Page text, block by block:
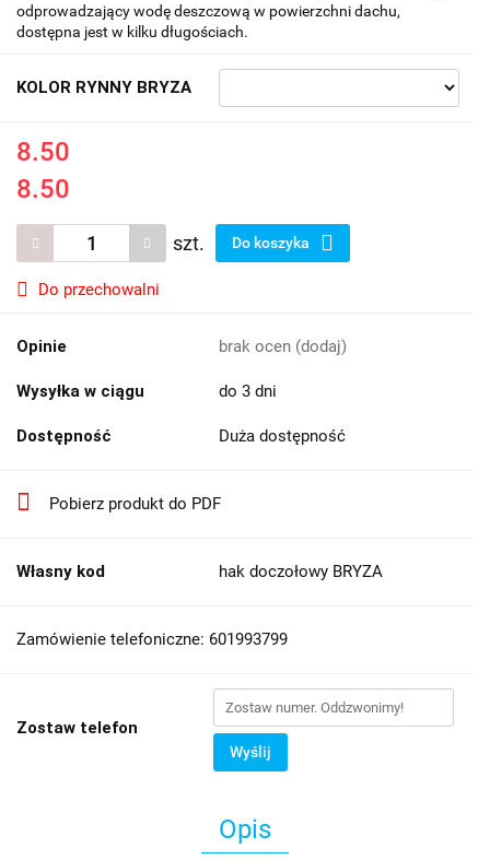
odprowadzający wodę deszczową w powierzchni dachu,
dostępna jest w kilku długościach.
KOLOR RYNNY BRYZA
8.50
8.50
szt. Do koszyka
Do przechowalni
Opinie brak ocen (dodaj)
Wysyłka w ciągu do 3 dni
Dostępność Duża dostępność
Pobierz produkt do PDF
Własny kod hak doczołowy BRYZA
Zamówienie telefoniczne: 601993799
Zostaw telefon
Wyślij
Opis